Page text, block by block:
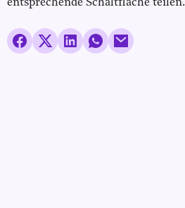
entsprechende Schaltfläche teilen.